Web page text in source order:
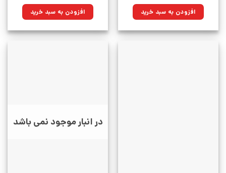
۵۹۰,۰۰۰تومان
بود.
۴۴۵,۴۵۰تومان. افزودن به سبد خرید ۴۲۰,۰۰۰تومان
بود.
۳۰۰,۳۰۰تومان.افزودن به سبد خرید
در انبار موجود نمی باشد